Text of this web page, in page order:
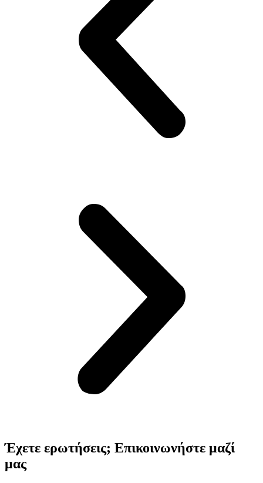
Έχετε ερωτήσεις; Επικοινωνήστε μαζί
μας